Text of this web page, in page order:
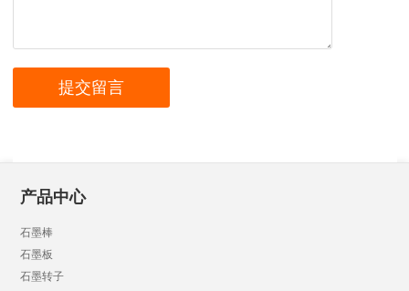
产品中心
石墨棒
石墨板
石墨转子